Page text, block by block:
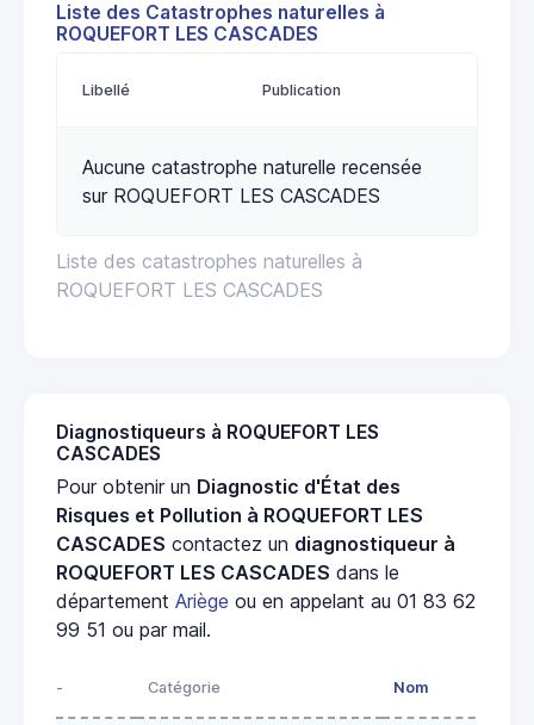
Liste des Catastrophes naturelles à
ROQUEFORT LES CASCADES
Liste des catastrophes naturelles à
ROQUEFORT LES CASCADES
Libellé Publication
Aucune catastrophe naturelle recensée
sur ROQUEFORT LES CASCADES
Diagnostiqueurs à ROQUEFORT LES
CASCADES
Pour obtenir un Diagnostic d'État des
Risques et Pollution à ROQUEFORT LES
CASCADES contactez un diagnostiqueur à
ROQUEFORT LES CASCADES dans le
département Ariège ou en appelant au 01 83 62
99 51 ou par mail.
- Catégorie Nom